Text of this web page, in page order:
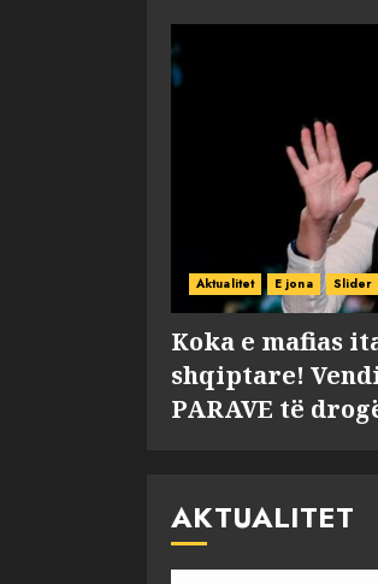
Aktualitet E jona Slider
Koka e mafias
shqiptare!
PARAVE të
AKTUALITET